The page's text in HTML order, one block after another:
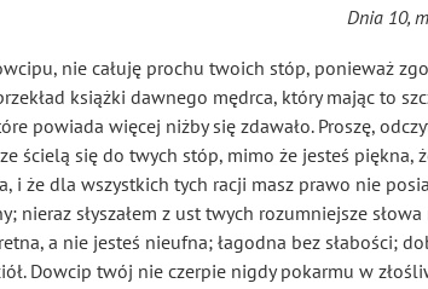
Dnia 10,
nie całuję prochu twoich stóp, ponieważ
książki dawnego mędrca, który mając to
powiada więcej niżby się zdawało. Proszę,
ścielą się do twych stóp, mimo że jesteś
i że dla wszystkich tych racji masz prawo nie
nieraz słyszałem z ust twych rozumniejsze
a nie jesteś nieufna; łagodna bez słabości;
Dowcip twój nie czerpie nigdy pokarmu w